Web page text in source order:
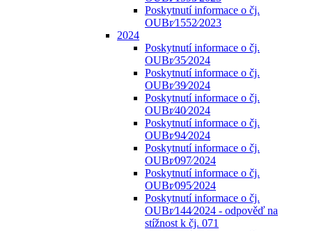
Poskytnutí informace o čj.
OUBr⁄1552⁄2023
2024
Poskytnutí informace o čj.
OUBr⁄35⁄2024
Poskytnutí informace o čj.
OUBr⁄39⁄2024
Poskytnutí informace o čj.
OUBr⁄40⁄2024
Poskytnutí informace o čj.
OUBr⁄94⁄2024
Poskytnutí informace o čj.
OUBr⁄097⁄2024
Poskytnutí informace o čj.
OUBr⁄095⁄2024
Poskytnutí informace o čj.
OUBr⁄144⁄2024 - odpověď na
stížnost k čj. 071